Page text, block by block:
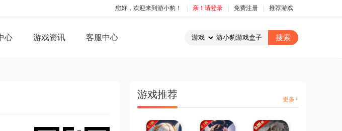
您好，欢迎来到游小豹！ 亲！请登录 免费注册 推荐游戏
心 游戏资讯 客服中心
游戏推荐 更多+